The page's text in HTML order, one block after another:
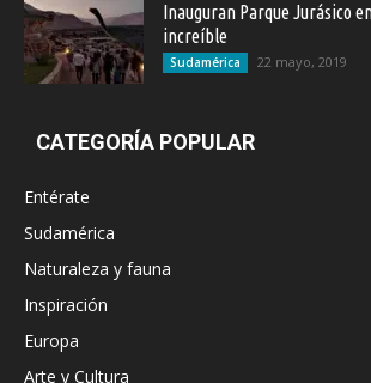
Inauguran Parque Jurásico
increíble
Sudamérica 22 mayo, 2019
CATEGORÍA POPULAR
Entérate
Sudamérica
Naturaleza y fauna
Inspiración
Europa
Arte y Cultura